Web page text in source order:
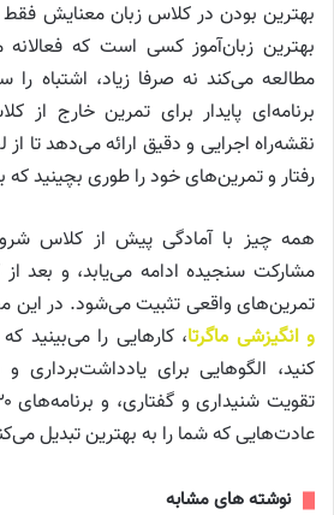
بهترین بودن در کلاس زبان معنایش
بهترین زبان‌آموز کسی است که
مطالعه می‌کند نه صرفا زیاد، اشتباه
برنامه‌ای پایدار برای تمرین خارج از
نقشه‌راه اجرایی و دقیق ارائه می‌دهد تا از
رفتار و تمرین‌های خود را طوری بچینید که
همه چیز با آمادگی پیش از کلاس
مشارکت سنجیده ادامه می‌یابد، و بعد
تمرین‌های واقعی تثبیت می‌شود. در این
و انگیزشی ماگرتا، کارهایی را می‌بینید
کنید، الگوهایی برای یادداشت‌برداری
عادت‌هایی که شما را به بهترین تبدیل
نوشته های مشابه